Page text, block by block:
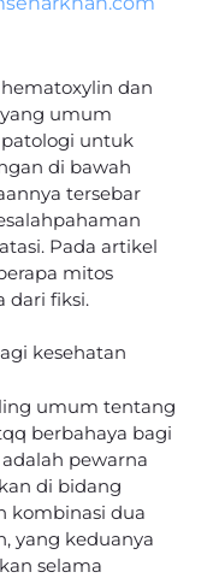
dan
umum
untuk
di bawah
tersebar
Pada artikel
mitos
dari fiksi.
kesehatan
umum tentang
berbahaya bagi
pewarna
di bidang
kombinasi dua
yang keduanya
selama